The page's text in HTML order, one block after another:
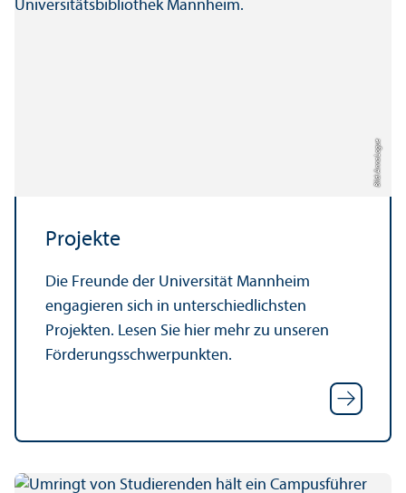
Bild: Anna Logue
Projekte
Die Freunde der Universität Mannheim
engagieren sich in unter­schiedlichsten
Projekten. Lesen Sie hier mehr zu unseren
Förderungs­schwerpunkten.